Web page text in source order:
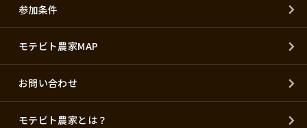
参加条件
モテビト農家MAP
お問い合わせ
モテビト農家とは？